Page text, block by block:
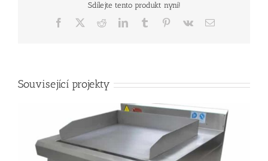
Sdílejte tento produkt nyní!
Facebook RedditLinkedInTumblr Pinterest
Vk
E-
Související projekty